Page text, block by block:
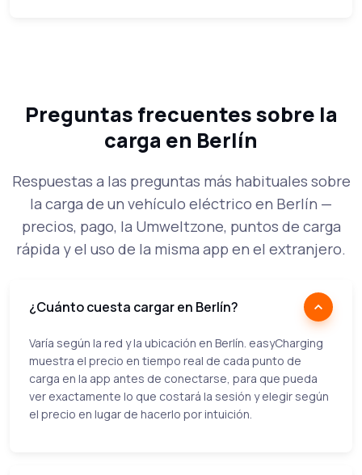
Preguntas frecuentes sobre la
carga en Berlín
Respuestas a las preguntas más habituales sobre
la carga de un vehículo eléctrico en Berlín —
precios, pago, la Umweltzone, puntos de carga
rápida y el uso de la misma app en el extranjero.
¿Cuánto cuesta cargar en Berlín?
Varía según la red y la ubicación en Berlín. easyCharging
muestra el precio en tiempo real de cada punto de
carga en la app antes de conectarse, para que pueda
ver exactamente lo que costará la sesión y elegir según
el precio en lugar de hacerlo por intuición.